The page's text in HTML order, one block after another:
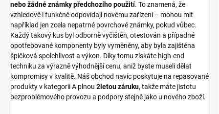
nebo žádné známky předchozího použití. To znamená, že
vzhledově i funkčně odpovídají novému zařízení – mohou mít
například jen zcela nepatrné povrchové známky, pokud vůbec.
Každý takový kus byl odborně vyčištěn, otestován a případné
opotřebované komponenty byly vyměněny, aby byla zajištěna
špičková spolehlivost a výkon. Díky tomu získáte high-end
techniku za výrazně výhodnější cenu, aniž byste museli dělat
kompromisy v kvalitě. Náš obchod navíc poskytuje na repasované
produkty v kategorii A plnou 2letou záruku, takže máte jistotu
bezproblémového provozu a podpory stejně jako u nového zboží.